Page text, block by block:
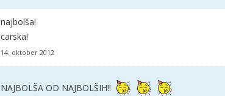
najbolša!
carska!
14. oktober 2012
NAJBOLŠA OD NAJBOLŠIH!!